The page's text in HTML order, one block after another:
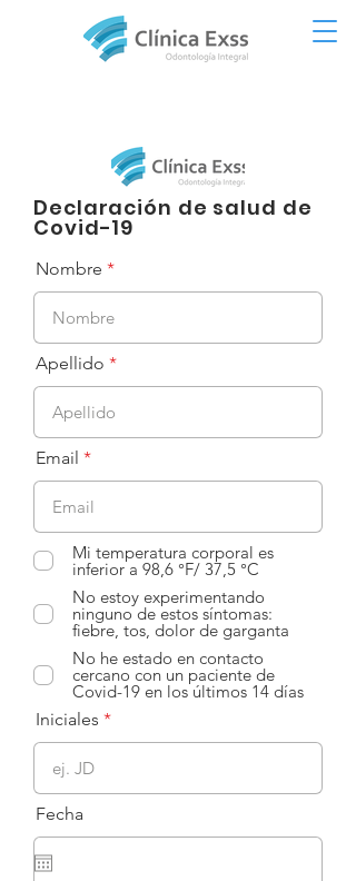
Declaración de salud de
Covid-19
Nombre
Apellido
Email
Mi temperatura corporal es
inferior a 98,6 °F/ 37,5 °C
No estoy experimentando
ninguno de estos síntomas:
fiebre, tos, dolor de garganta
No he estado en contacto
cercano con un paciente de
Covid-19 en los últimos 14 días
Iniciales
Fecha